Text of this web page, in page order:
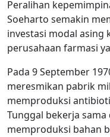
Peralihan
Soeharto semakin
investasi modal asing
perusahaan farmasi
Pada 9 September
meresmikan pabrik
memproduksi
Tunggal bekerja
memproduksi bahan